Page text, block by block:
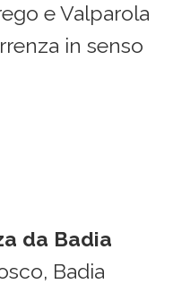
e Valparola
in senso
da Badia
Badia